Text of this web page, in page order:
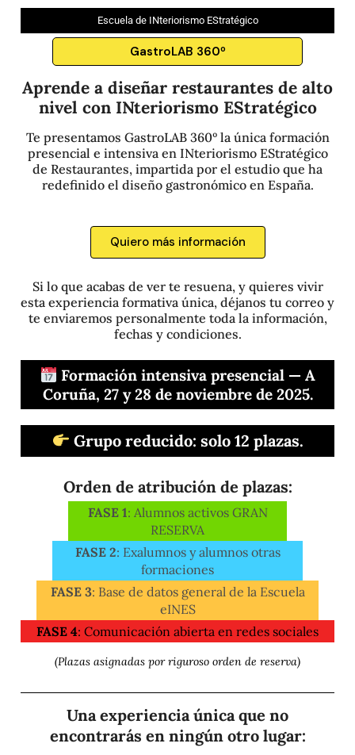
Escuela de INteriorismo EStratégico
GastroLAB 360º
Aprende a diseñar restaurantes de alto
nivel con INteriorismo EStratégico
Te presentamos GastroLAB 360º la única formación
presencial e intensiva en INteriorismo EStratégico
de Restaurantes, impartida por el estudio que ha
redefinido el diseño gastronómico en España.
Quiero más información
Si lo que acabas de ver te resuena, y quieres vivir
esta experiencia formativa única, déjanos tu correo y
te enviaremos personalmente toda la información,
fechas y condiciones.
Formación intensiva presencial — A
Coruña, 27 y 28 de noviembre de 2025.
Grupo reducido: solo 12 plazas.
Orden de atribución de plazas:
FASE 1: Alumnos activos GRAN
RESERVA
FASE 2: Exalumnos y alumnos otras
formaciones
FASE 3: Base de datos general de la Escuela
eINES
FASE 4: Comunicación abierta en redes sociales
(Plazas asignadas por riguroso orden de reserva)
Una experiencia única que no
encontrarás en ningún otro lugar: